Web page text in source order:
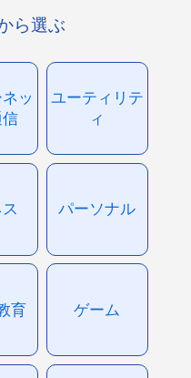
ら選ぶ
ッ
信
ユーティリテ
ィ
パーソナル
育 ゲーム